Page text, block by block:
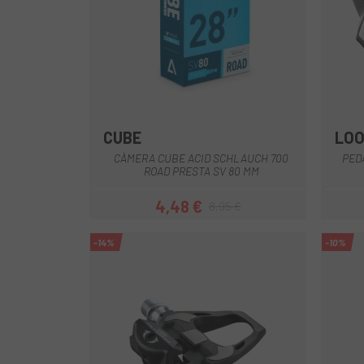
CUBE
CÀMERA CUBE ACID SCHLAUCH 700
ROAD PRESTA SV 80 MM
Preu
4,48 €Preu regular
-14% -10%